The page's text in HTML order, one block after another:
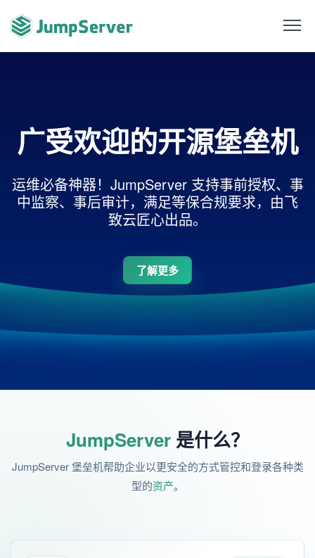
广受欢迎的开源堡垒机
运维必备神器！JumpServer 支持事前授权、事
中监察、事后审计，满足等保合规要求，由飞
致云匠心出品。
了解更多
JumpServer 是什么？
JumpServer 堡垒机帮助企业以更安全的方式管控和登录各种类
型的资产。